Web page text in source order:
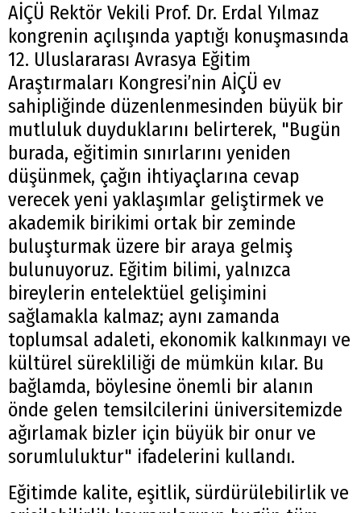
AİÇÜ Rektör Vekili Prof. Dr. Erdal Yılmaz
kongrenin açılışında yaptığı konuşmasında
12. Uluslararası Avrasya Eğitim
Araştırmaları Kongresi’nin AİÇÜ ev
sahipliğinde düzenlenmesinden büyük bir
mutluluk duyduklarını belirterek, "Bugün
burada, eğitimin sınırlarını yeniden
düşünmek, çağın ihtiyaçlarına cevap
verecek yeni yaklaşımlar geliştirmek ve
akademik birikimi ortak bir zeminde
buluşturmak üzere bir araya gelmiş
bulunuyoruz. Eğitim bilimi, yalnızca
bireylerin entelektüel gelişimini
sağlamakla kalmaz; aynı zamanda
toplumsal adaleti, ekonomik kalkınmayı ve
kültürel sürekliliği de mümkün kılar. Bu
bağlamda, böylesine önemli bir alanın
önde gelen temsilcilerini üniversitemizde
ağırlamak bizler için büyük bir onur ve
sorumluluktur" ifadelerini kullandı.
Eğitimde kalite, eşitlik, sürdürülebilirlik ve